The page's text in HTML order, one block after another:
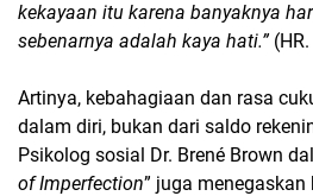
kekayaan itu karena banyaknya
sebenarnya adalah kaya hati.”(HR.
Artinya, kebahagiaan dan rasa
dalam diri, bukan dari saldo
Psikolog sosial Dr. Brené Brown
of Imperfection” juga